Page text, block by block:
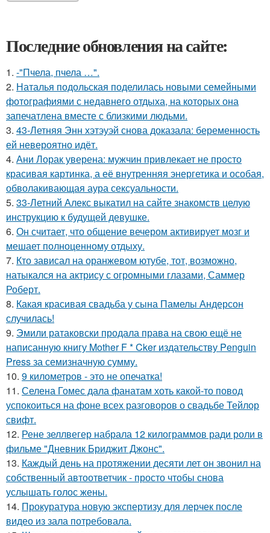
Последние обновления на сайте:
1. -"Пчела, пчела …".
2. Наталья подольская поделилась новыми семейными
фотографиями с недавнего отдыха, на которых она
запечатлена вместе с близкими людьми.
3. 43-Летняя Энн хэтэуэй снова доказала: беременность
ей невероятно идёт.
4. Ани Лорак уверена: мужчин привлекает не просто
красивая картинка, а её внутренняя энергетика и особая,
обволакивающая аура сексуальности.
5. 33-Летний Алекс выкатил на сайте знакомств целую
инструкцию к будущей девушке.
6. Он считает, что общение вечером активирует мозг и
мешает полноценному отдыху.
7. Кто зависал на оранжевом ютубе, тот, возможно,
натыкался на актрису с огромными глазами, Саммер
Роберт.
8. Какая красивая свадьба у сына Памелы Андерсон
случилась!
9. Эмили ратаковски продала права на свою ещё не
написанную книгу Mother F * Cker издательству Penguin
Press за семизначную сумму.
10. 9 километров - это не опечатка!
11. Селена Гомес дала фанатам хоть какой-то повод
успокоиться на фоне всех разговоров о свадьбе Тейлор
свифт.
12. Рене зеллвегер набрала 12 килограммов ради роли в
фильме "Дневник Бриджит Джонс".
13. Каждый день на протяжении десяти лет он звонил на
собственный автоответчик - просто чтобы снова
услышать голос жены.
14. Прокуратура новую экспертизу для лерчек после
видео из зала потребовала.